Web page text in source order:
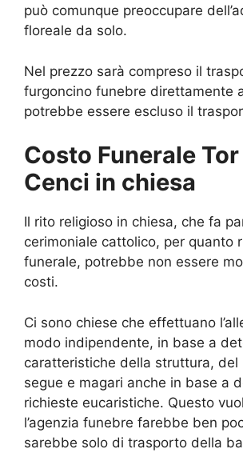
può comunque preoccupare
floreale da solo.
Nel prezzo sarà compreso il
furgoncino funebre direttamente
potrebbe essere escluso il
Costo Funerale Tor
Cenci in chiesa
Il rito religioso in chiesa, che fa
cerimoniale cattolico, per quanto
funerale, potrebbe non essere
costi.
Ci sono chiese che effettuano
modo indipendente, in base a
caratteristiche della struttura, del
segue e magari anche in base a
richieste eucaristiche. Questo
l’agenzia funebre farebbe ben
sarebbe solo di trasporto della